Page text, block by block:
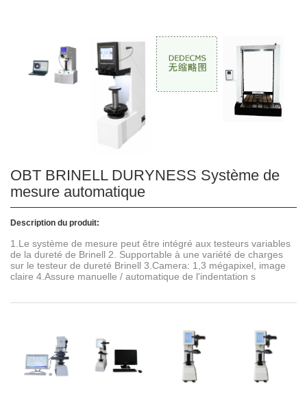
OBT BRINELL DURYNESS Système de
mesure automatique
Description du produit:
1.Le système de mesure peut être intégré aux testeurs variables
de la dureté de Brinell 2. Supportable à une variété de charges
sur le testeur de dureté Brinell 3.Camera: 1,3 mégapixel, image
claire 4.Assure manuelle / automatique de l'indentation s